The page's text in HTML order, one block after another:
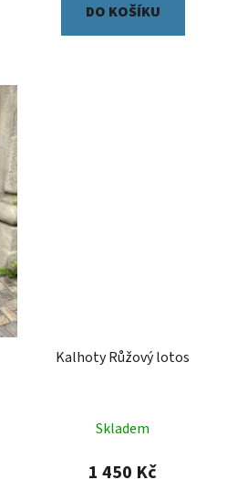
DO KOŠÍKU
Kalhoty Růžový lotos
Skladem
1 450 Kč